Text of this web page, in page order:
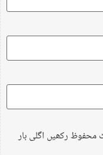
محفوظ رکھیں اگلی بار